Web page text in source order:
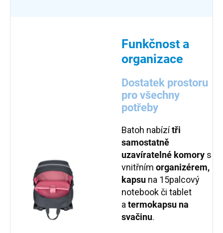
Funkčnost a
organizace
Dostatek prostoru
pro všechny
potřeby
Batoh nabízítři
samostatně
uzavíratelné komory s
vnitřním organizérem,
kapsu na 15palcový
notebook či tablet
atermokapsu na
svačinu.